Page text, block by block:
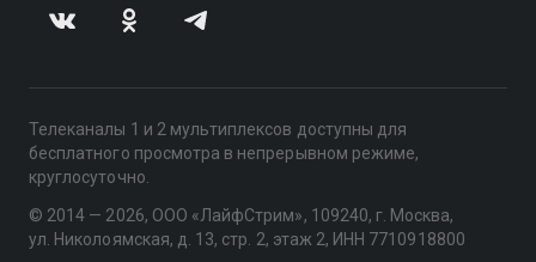
Телеканалы 1 и 2 мультиплексов доступны для
бесплатного просмотра в непрерывном режиме,
круглосуточно.
© 2014 — 2026, ООО «ЛайфСтрим», 109240, г. Москва,
ул. Николоямская, д. 13, стр. 2, этаж 2, ИНН 7710918800